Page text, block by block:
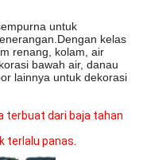
untuk
kelas
renang, kolam, air
bawah air, danau
lainnya untuk dekorasi
terbuat dari baja tahan
terlalu panas.